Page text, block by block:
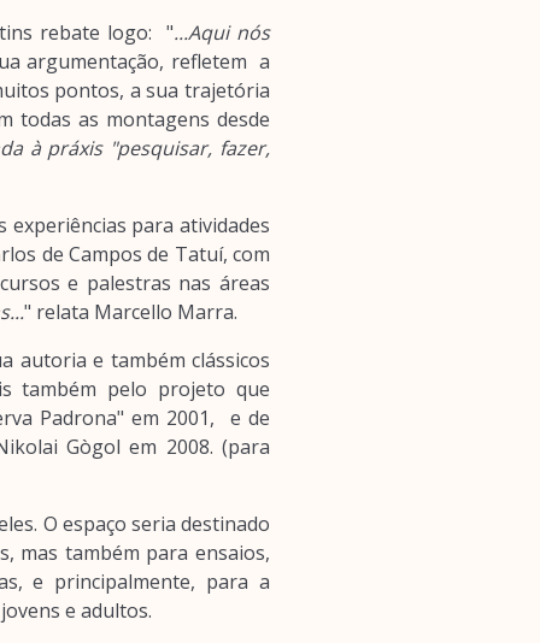
rebate logo: "...Aqui nós
argumentação, refletem a
pontos, a sua trajetória
todas as montagens desde
à práxis "pesquisar, fazer,
experiências para atividades
de Campos de Tatuí, com
e palestras nas áreas
" relata Marcello Marra.
autoria e também clássicos
também pelo projeto que
Padrona" em 2001, e de
Gògol em 2008. (para
O espaço seria destinado
mas também para ensaios,
e principalmente, para a
e adultos.